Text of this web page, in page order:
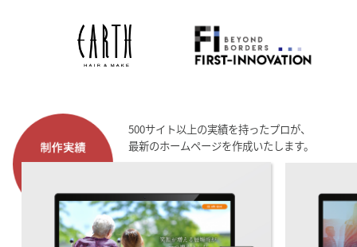
500サイト以上の実績を持ったプロが、
最新のホームページを作成いたします。